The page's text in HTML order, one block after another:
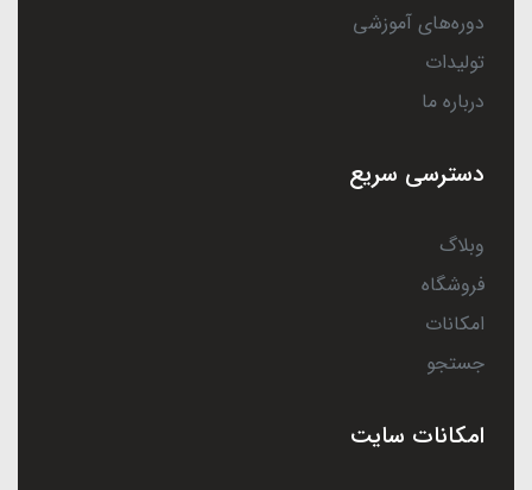
دوره‌های آموزشی
تولیدات
درباره ما
دسترسی سریع
وبلاگ
فروشگاه
امکانات
جستجو
امکانات سایت